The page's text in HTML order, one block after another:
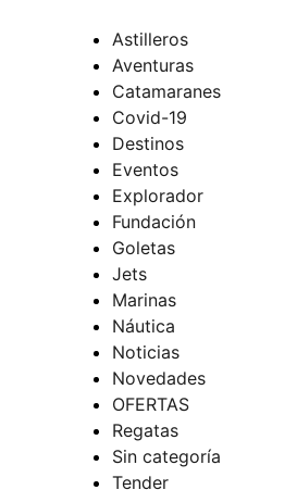
Astilleros
Aventuras
Catamaranes
Covid-19
Destinos
Eventos
Explorador
Fundación
Goletas
Jets
Marinas
Náutica
Noticias
Novedades
OFERTAS
Regatas
Sin categoría
Tender